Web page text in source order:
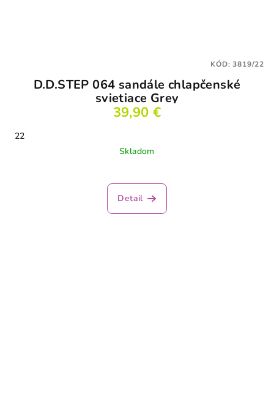
D.D.STEP 064 sandále chlapčenské
svietiace Grey
39,90 €
22
Skladom
Detail
KÓD:3819/22